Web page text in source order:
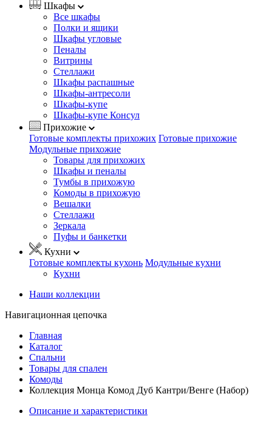
Шкафы
Все шкафы
Полки и ящики
Шкафы угловые
Пеналы
Витрины
Стеллажи
Шкафы распашные
Шкафы-антресоли
Шкафы-купе
Шкафы-купе Консул
Прихожие
Готовые комплекты прихожих Готовые прихожие
Модульные прихожие
Товары для прихожих
Шкафы и пеналы
Тумбы в прихожую
Комоды в прихожую
Вешалки
Стеллажи
Зеркала
Пуфы и банкетки
Кухни
Готовые комплекты кухонь Модульные кухни
Кухни
Наши коллекции
Навигационная цепочка
Главная
Каталог
Спальни
Товары для спален
Комоды
Коллекция Монца Комод Дуб Кантри/Венге (Набор)
Описание и характеристики